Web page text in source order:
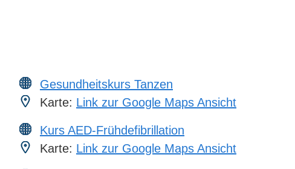
Gesundheitskurs Tanzen
Karte: Link zur Google Maps Ansicht
Kurs AED-Frühdefibrillation
Karte: Link zur Google Maps Ansicht